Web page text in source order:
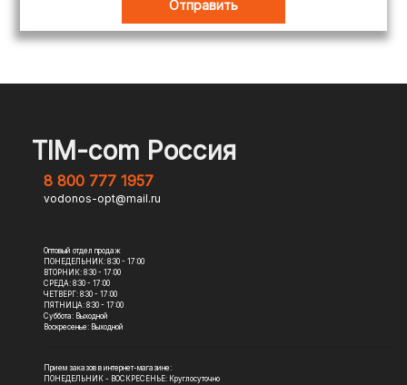
TIM-com Россия
8 800 777 1957
vodonos-opt@mail.ru
Оптовый отдел продаж
ПОНЕДЕЛЬНИК: 8:30 - 17:00
ВТОРНИК: 8:30 - 17:00
СРЕДА: 8:30 - 17:00
ЧЕТВЕРГ: 8:30 - 17:00
ПЯТНИЦА: 8:30 - 17:00
Суббота: Выходной
Воскресенье: Выходной
Прием заказов в интернет-магазине:
ПОНЕДЕЛЬНИК - ВОСКРЕСЕНЬЕ: Круглосуточно